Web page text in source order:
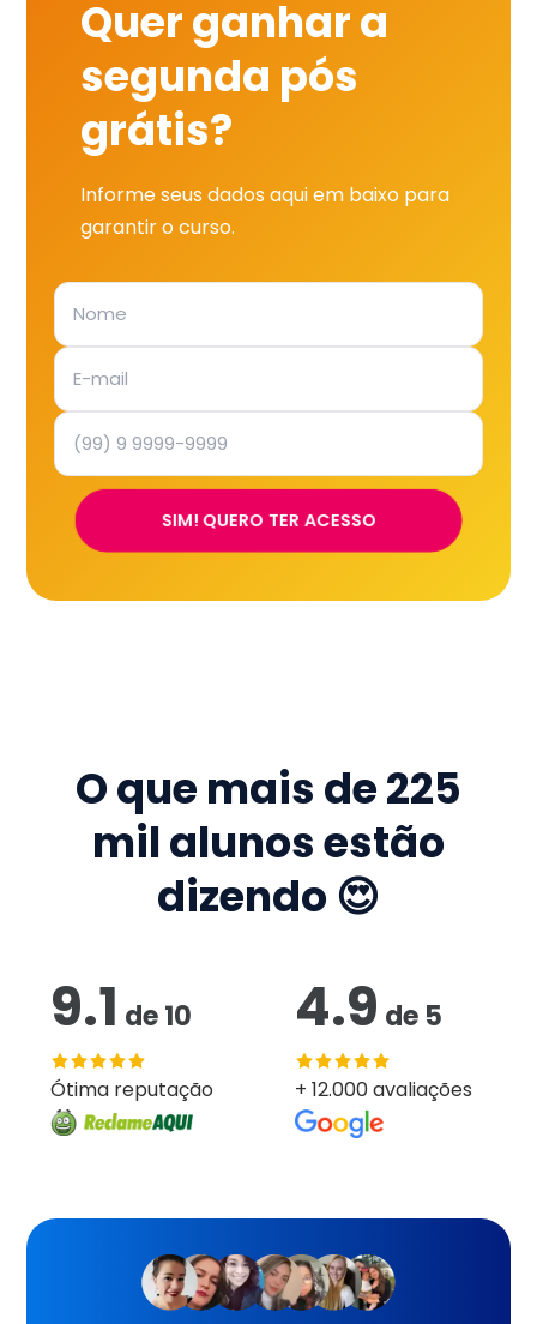
Quer ganhar a
segunda pós
grátis?
Informe seus dados aqui em baixo para
garantir o curso.
SIM! QUERO TER ACESSO
O que mais de225
mil alunos estão
dizendo 😍
9.1 de10
Ótima reputação
4.9 de 5
+ 12.000 avaliações